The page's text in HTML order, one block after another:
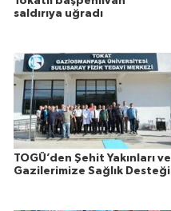
saldırıya uğradı
TOGÜ’den Şehit Yakınları ve
Gazilerimize Sağlık Desteği